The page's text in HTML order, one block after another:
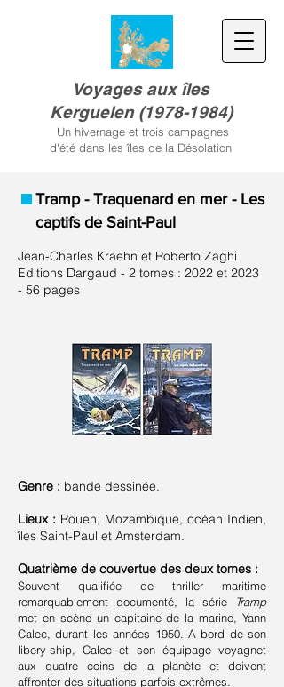
Voyages aux îles
Kerguelen (1978-1984)
Un hivernage et trois campagnes
d'été dans les îles de la Désolation
Tramp - Traquenard en mer - Les
captifs de Saint-Paul
Jean-Charles Kraehn et Roberto Zaghi
Editions Dargaud - 2 tomes : 2022 et 2023
- 56 pages
Genre : bande dessinée.
Lieux : Rouen, Mozambique, océan Indien,
îles Saint-Paul et Amsterdam.
Quatrième de couvertue des deux tomes :
Souvent qualifiée de thriller maritime
remarquablement documenté, la série
Tramp
met en scène un capitaine de la marine, Yann
Calec, durant les années 1950. A bord de son
libery-ship, Calec et son équipage voyagnet
aux quatre coins de la planète et doivent
affronter des situations parfois extrêmes.